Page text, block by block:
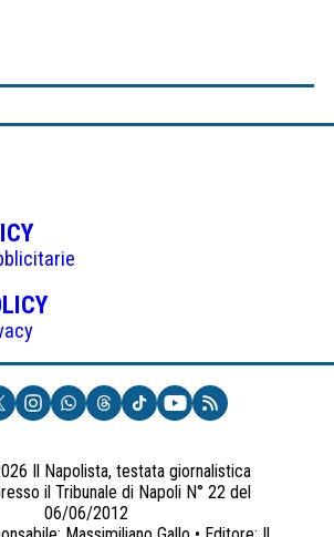
(APRE
IN
UNA
NUOVA
(APRE
UNA
NUOVA
SCHEDA)
Il Napolista, testata giornalistica
il Tribunale di Napoli N° 22 del
06/06/2012